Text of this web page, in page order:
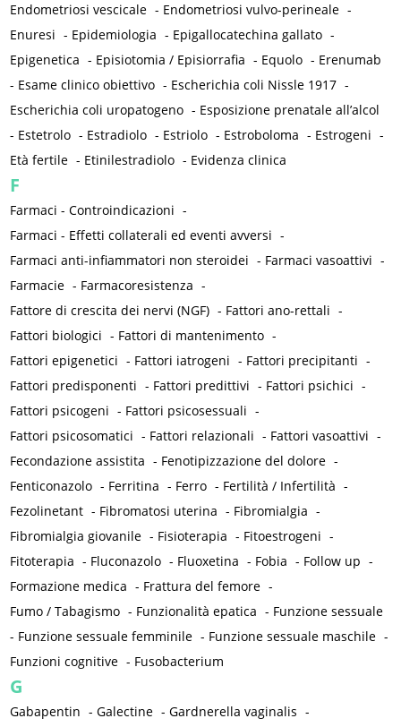
Endometriosi vescicale - Endometriosi vulvo-perineale -
Enuresi - Epidemiologia - Epigallocatechina gallato -
Epigenetica - Episiotomia / Episiorrafia - Equolo - Erenumab
- Esame clinico obiettivo - Escherichia coli Nissle 1917 -
Escherichia coli uropatogeno - Esposizione prenatale all’alcol
- Estetrolo - Estradiolo - Estriolo - Estroboloma - Estrogeni -
Età fertile - Etinilestradiolo - Evidenza clinica
F
Farmaci - Controindicazioni -
Farmaci - Effetti collaterali ed eventi avversi -
Farmaci anti-infiammatori non steroidei - Farmaci vasoattivi -
Farmacie - Farmacoresistenza -
Fattore di crescita dei nervi (NGF) - Fattori ano-rettali -
Fattori biologici - Fattori di mantenimento -
Fattori epigenetici - Fattori iatrogeni - Fattori precipitanti -
Fattori predisponenti - Fattori predittivi - Fattori psichici -
Fattori psicogeni - Fattori psicosessuali -
Fattori psicosomatici - Fattori relazionali - Fattori vasoattivi -
Fecondazione assistita - Fenotipizzazione del dolore -
Fenticonazolo - Ferritina - Ferro - Fertilità / Infertilità -
Fezolinetant - Fibromatosi uterina - Fibromialgia -
Fibromialgia giovanile - Fisioterapia - Fitoestrogeni -
Fitoterapia - Fluconazolo - Fluoxetina - Fobia - Follow up -
Formazione medica - Frattura del femore -
Fumo / Tabagismo - Funzionalità epatica - Funzione sessuale
- Funzione sessuale femminile - Funzione sessuale maschile -
Funzioni cognitive - Fusobacterium
G
Gabapentin -Galectine -Gardnerella vaginalis -